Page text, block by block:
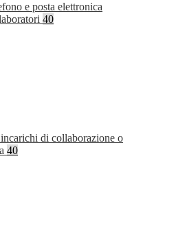
e posta elettronica
40
di collaborazione o
40